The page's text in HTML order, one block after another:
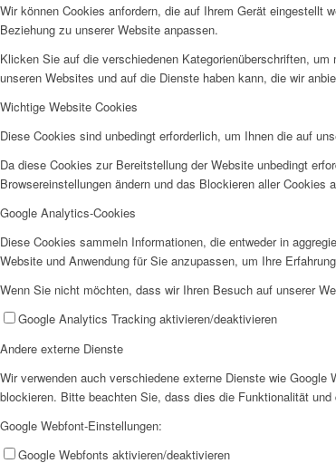
Historie
Organigramm
Betriebsrat
Wir können Cookies anfordern, die auf Ihrem Gerät eingestellt
Beziehung zu unserer Website anpassen.
Klicken Sie auf die verschiedenen Kategorienüberschriften,
unseren Websites und auf die Dienste haben kann, die wir
Wichtige Website Cookies
Diese Cookies sind unbedingt erforderlich, um Ihnen die auf
Da diese Cookies zur Bereitstellung der Website unbedingt
Browsereinstellungen ändern und das Blockieren aller Cookies
Google Analytics-Cookies
Diese Cookies sammeln Informationen, die entweder in
Website und Anwendung für Sie anzupassen, um Ihre
Wenn Sie nicht möchten, dass wir Ihren Besuch auf unserer
Google Analytics Tracking aktivieren/deaktivieren
Andere externe Dienste
Wir verwenden auch verschiedene externe Dienste wie
blockieren. Bitte beachten Sie, dass dies die Funktionalität
Google Webfont-Einstellungen:
Google Webfonts aktivieren/deaktivieren